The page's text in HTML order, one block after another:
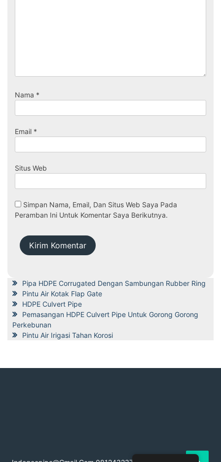
Nama *
Email *
Situs Web
Simpan Nama, Email, Dan Situs Web Saya Pada
Peramban Ini Untuk Komentar Saya Berikutnya.
Pipa HDPE Corrugated Dengan Sambungan Rubber Ring
Pintu Air Kotak Flap Gate
HDPE Culvert Pipe
Pemasangan HDPE Culvert Pipe Untuk Gorong Gorong
Perkebunan
Pintu Air Irigasi Tahan Korosi